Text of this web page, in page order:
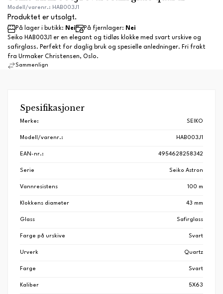
Modell/varenr.: HAB003J1
Produktet er utsolgt.
På lager i butikk: Nei På fjernlager: Nei
Seiko HAB003J1 er en elegant og tidløs klokke med svart urskive og
safirglass. Perfekt for daglig bruk og spesielle anledninger. Fri frakt
fra Urmaker Christensen, Oslo.
Sammenlign
Spesifikasjoner
Merke: SEIKO
Modell/varenr.: HAB003J1
EAN-nr.: 4954628258342
Serie Seiko Astron
Vannresistens 100 m
Klokkens diameter 43 mm
Glass Safirglass
Farge på urskive Svart
Urverk Quartz
Farge Svart
Kaliber 5X63